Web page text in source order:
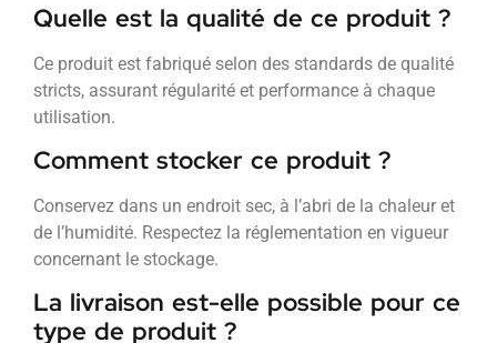
Quelle est la qualité de ce produit ?
Ce produit est fabriqué selon des standards de qualité
stricts, assurant régularité et performance à chaque
utilisation.
Comment stocker ce produit ?
Conservez dans un endroit sec, à l’abri de la chaleur et
de l’humidité. Respectez la réglementation en vigueur
concernant le stockage.
La livraison est-elle possible pour ce
type de produit ?